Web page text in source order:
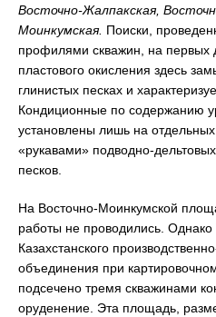
Восточно-Жалпакская,
Моинкумская. Поиски,
профилями скважин, на первых
пластового окисления здесь
глинистых песках и
Кондиционные по содержанию
установлены лишь на отдельных
«рукавами» подводно-
песков.
На Восточно-Моинкумской
работы не проводились.
Казахстанского
объединения при
подсечено тремя скважинами
оруденение. Эта площадь,